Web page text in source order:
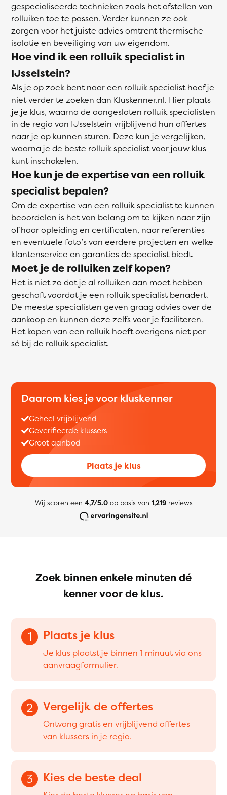
gespecialiseerde technieken zoals het afstellen van
rolluiken toe te passen. Verder kunnen ze ook
zorgen voor het juiste advies omtrent thermische
isolatie en beveiliging van uw eigendom.
Hoe vind ik een rolluik specialist in
IJsselstein?
Als je op zoek bent naar een rolluik specialist hoef je
niet verder te zoeken dan Kluskenner.nl. Hier plaats
je je klus, waarna de aangesloten rolluik specialisten
in de regio van IJsselstein vrijblijvend hun offertes
naar je op kunnen sturen. Deze kun je vergelijken,
waarna je de beste rolluik specialist voor jouw klus
kunt inschakelen.
Hoe kun je de expertise van een rolluik
specialist bepalen?
Om de expertise van een rolluik specialist te kunnen
beoordelen is het van belang om te kijken naar zijn
of haar opleiding en certificaten, naar referenties
en eventuele foto’s van eerdere projecten en welke
klantenservice en garanties de specialist biedt.
Moet je de rolluiken zelf kopen?
Het is niet zo dat je al rolluiken aan moet hebben
geschaft voordat je een rolluik specialist benadert.
De meeste specialisten geven graag advies over de
aankoop en kunnen deze zelfs voor je faciliteren.
Het kopen van een rolluik hoeft overigens niet per
sé bij de rolluik specialist.
Daarom kies je voor kluskenner
Geheel vrijblijvend
Geverifieerde klussers
Groot aanbod
Plaats je klus
Wij scoren een 4,7/5.0op basis van 1,219reviews
Zoek binnen enkele minuten dé
kenner voor de klus.
1 Plaats je klus
Je klus plaatst je binnen 1 minuut via ons
aanvraagformulier.
2 Vergelijk de offertes
Ontvang gratis en vrijblijvend offertes
van klussers in je regio.
3 Kies de beste deal